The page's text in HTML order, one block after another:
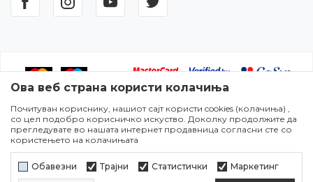
Настојуваме да бидеме што попрецизни во описот на
производите,прикажувањето на сликите и самите цени,но не
можеме да гарантираме дека сите информации се комплетни и
без грешки. Сите артикли прикажани на сајтот се дел од нашата
Достапноста на производите може да се провери во некој од
Ова веб страна користи колачиња
Почитуван кориснику, нашиот сајт користи cookies (колачиња) ,
со цел подобро корисничко искуство. Доколку продолжите да
прегледувате во нашата интернет продавница согласни сте со
користењето на колачињата
Обавезни Трајни Статистички Маркетинг